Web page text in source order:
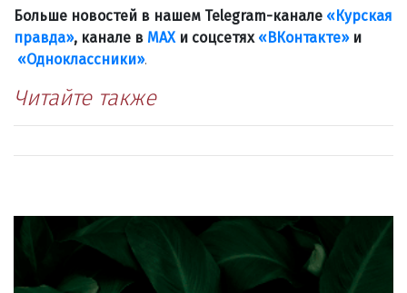
Больше новостей в нашем Telegram-канале «Курская
правда», канале в МАХи соцсетях «ВКонтакте»и
«Одноклассники».
Читайте также